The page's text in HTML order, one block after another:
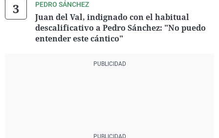
PEDRO SÁNCHEZ
Juan del Val, indignado con el habitual
descalificativo a Pedro Sánchez: "No puedo
entender este cántico"